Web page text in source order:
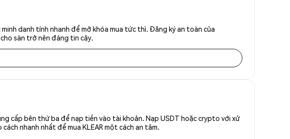
danh tính nhanh để mở khóa mua tức thì. Đăng ký an toàn của
sàn trở nên đáng tin cậy.
cấp bên thứ ba để nạp tiền vào tài khoản. Nạp USDT hoặc crypto với xử
nhanh nhất để mua KLEAR một cách an tâm.